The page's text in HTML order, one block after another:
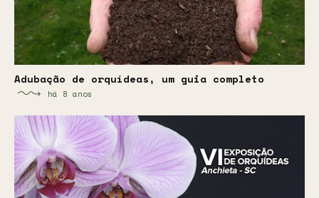
Adubação de orquídeas, um guia completo
há 8 anos